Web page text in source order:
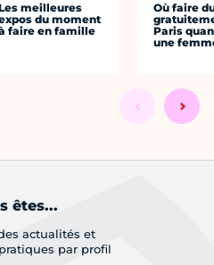
meilleures
du moment
faire en famille
Où faire
Paris
une
êtes...
actualités et
par profil